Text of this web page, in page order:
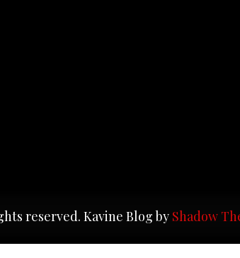
reserved. Kavine Blog by Shadow